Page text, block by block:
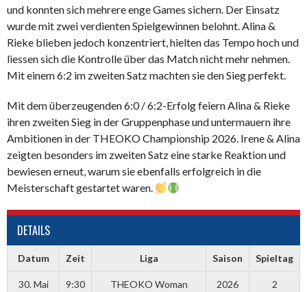
und konnten sich mehrere enge Games sichern. Der Einsatz
wurde mit zwei verdienten Spielgewinnen belohnt. Alina &
Rieke blieben jedoch konzentriert, hielten das Tempo hoch und
liessen sich die Kontrolle über das Match nicht mehr nehmen.
Mit einem 6:2 im zweiten Satz machten sie den Sieg perfekt.
Mit dem überzeugenden 6:0 / 6:2-Erfolg feiern Alina & Rieke
ihren zweiten Sieg in der Gruppenphase und untermauern ihre
Ambitionen in der THEOKO Championship 2026. Irene & Alina
zeigten besonders im zweiten Satz eine starke Reaktion und
bewiesen erneut, warum sie ebenfalls erfolgreich in die
Meisterschaft gestartet waren.
DETAILS
Datum Zeit Liga Saison Spieltag
30. Mai
9:30
THEOKO Woman
2026 2